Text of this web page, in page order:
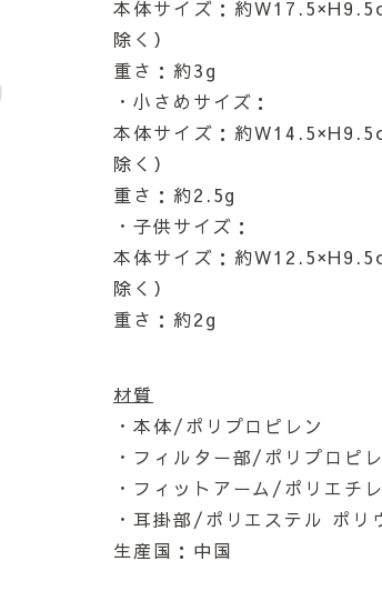
本体サイズ：約
除く）
重さ：約3g
・小さめサイズ：
本体サイズ：約
除く）
重さ：約2.5g
・子供サイズ：
本体サイズ：約
除く）
重さ：約2g
材質
・本体/ポリプロピレン
・フィルター部/ポリプロピ
・フィットアーム/ポリエチ
・耳掛部/ポリエステル ポリ
生産国：中国